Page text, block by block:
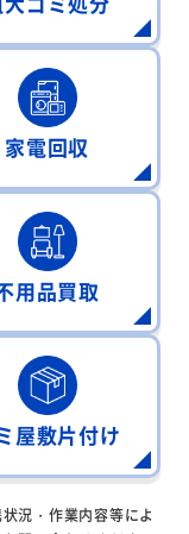
家電回収
用品買取
屋敷片付け
況・作業内容等によ